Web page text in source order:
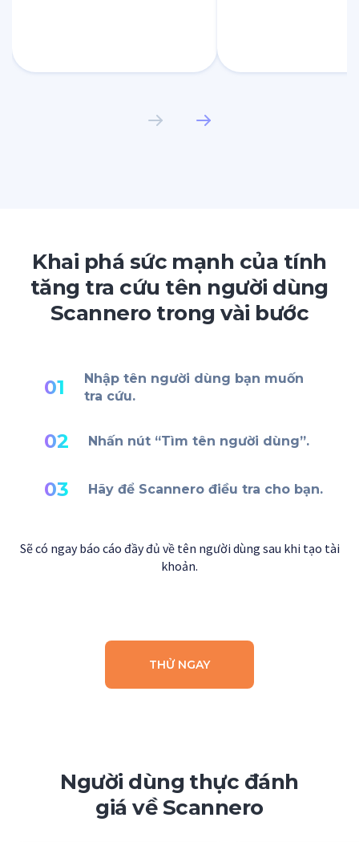
Khai phá sức mạnh của tính
tăng tra cứu tên người dùng
Scannero trong vài bước
01
Nhập tên người dùng bạn muốn
tra cứu.
02 Nhấn nút “Tìm tên người dùng”.
03 Hãy để Scannero điều tra cho bạn.
Sẽ có ngay báo cáo đầy đủ về tên người dùng sau khi tạo tài
khoản.
THỬ NGAY
Người dùng thực đánh
giá về Scannero